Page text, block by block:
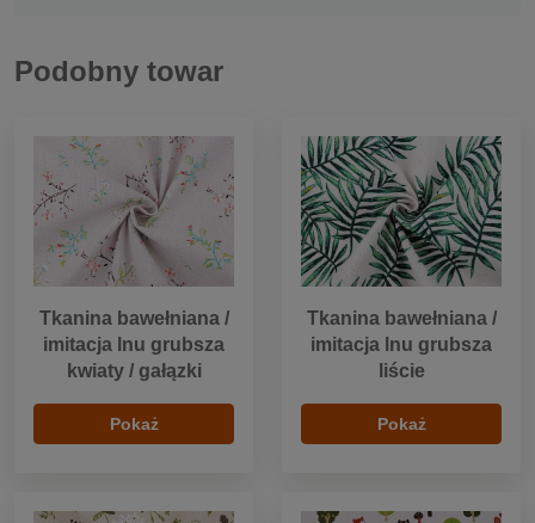
Podobny towar
Tkanina bawełniana /
imitacja lnu grubsza
kwiaty / gałązki
Pokaż
Tkanina bawełniana /
imitacja lnu grubsza
liście
Pokaż